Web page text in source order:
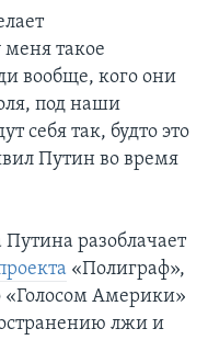
такое
вообще, кого они
под наши
себя так, будто это
Путин во время
разоблачает
«Полиграф»,
«Голосом Америки»
лжи и